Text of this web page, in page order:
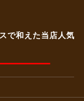
で和えた当店人気